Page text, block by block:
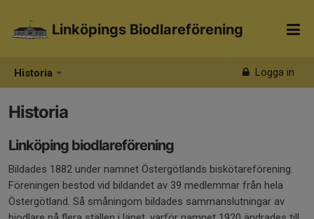
Historia Logga in
Linköpings Biodlareförening
Historia
Linköping biodlareförening
Bildades 1882 under namnet Östergötlands biskötareförening.
Föreningen bestod vid bildandet av 39 medlemmar från hela
Östergötland. Så småningom bildades sammanslutningar av